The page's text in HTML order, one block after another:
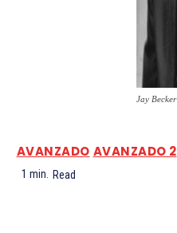
Jay Becker
AVANZADO AVANZADO 2
1 min. Read